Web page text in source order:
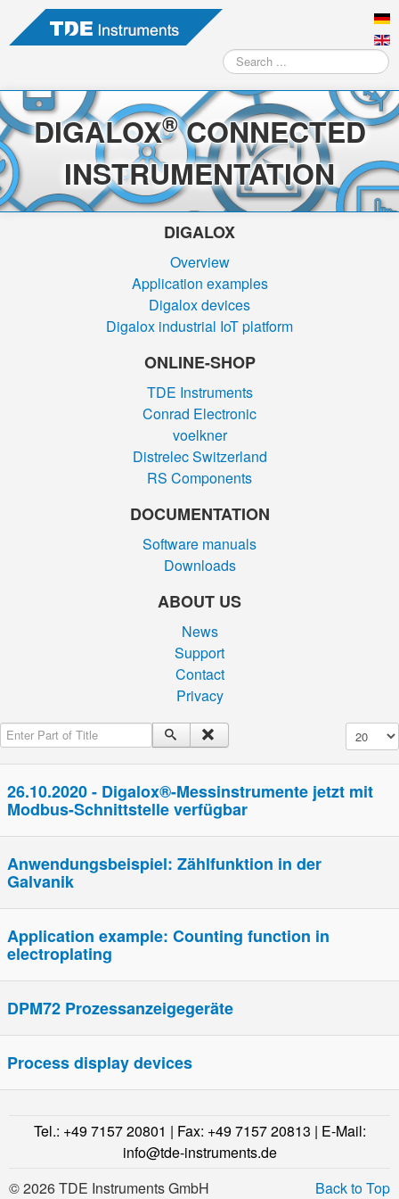
Search
...
DIGALOX®CONNECTED
INSTRUMENTATION
DIGALOX
Overview
Application examples
Digalox devices
Digalox industrial IoT platform
ONLINE-SHOP
TDE Instruments
Conrad Electronic
voelkner
Distrelec Switzerland
RS Components
DOCUMENTATION
Software manuals
Downloads
ABOUT US
News
Support
Contact
Privacy
Enter Part of Title Display #
26.10.2020 - Digalox®-Messinstrumente jetzt mit
Modbus-Schnittstelle verfügbar
Anwendungsbeispiel: Zählfunktion in der
Galvanik
Application example: Counting function in
electroplating
DPM72 Prozessanzeigegeräte
Process display devices
Tel.: +49 7157 20801 | Fax: +49 7157 20813 | E-Mail:
info@tde-instruments.de
Back to Top
© 2026 TDE Instruments GmbH